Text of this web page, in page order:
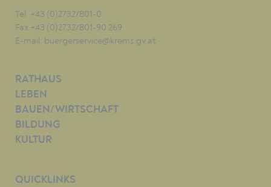
Tel. +43 (0)2732/801-0
Fax +43 (0)2732/801-90 269
E-mail: buergerservice@krems.gv.at
RATHAUS
LEBEN
BAUEN/WIRTSCHAFT
BILDUNG
KULTUR
QUICKLINKS